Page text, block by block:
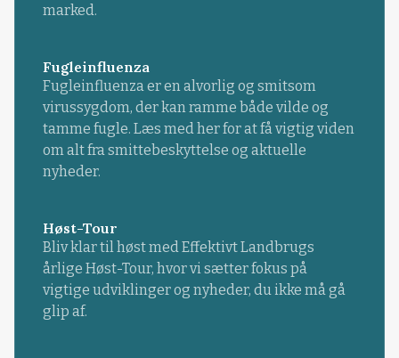
marked.
Fugleinfluenza
Fugleinfluenza er en alvorlig og smitsom
virussygdom, der kan ramme både vilde og
tamme fugle. Læs med her for at få vigtig viden
om alt fra smittebeskyttelse og aktuelle
nyheder.
Høst-Tour
Bliv klar til høst med Effektivt Landbrugs
årlige Høst-Tour, hvor vi sætter fokus på
vigtige udviklinger og nyheder, du ikke må gå
glip af.